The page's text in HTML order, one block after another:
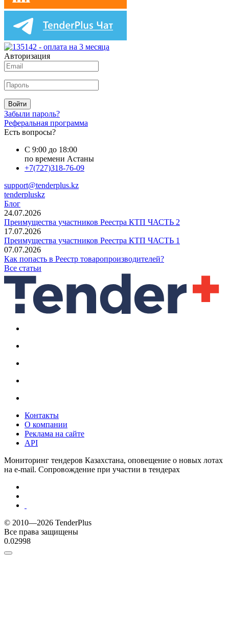
Авторизация
Войти
Забыли пароль?
Реферальная программа
Есть вопросы?
С 9:00 до 18:00
по времени Астаны
+7(727)318-76-09
support@tenderplus.kz
tenderpluskz
Блог
24.07.2026
Преимущества участников Реестра КТП ЧАСТЬ 2
17.07.2026
Преимущества участников Реестра КТП ЧАСТЬ 1
07.07.2026
Как попасть в Реестр товаропроизводителей?
Все статьи
Контакты
О компании
Реклама на сайте
API
Мониторинг тендеров Казахстана, оповещение о новых лотах
на e-mail. Сопровождение при участии в тендерах
© 2010—2026 TenderPlus
Все права защищены
0.02998